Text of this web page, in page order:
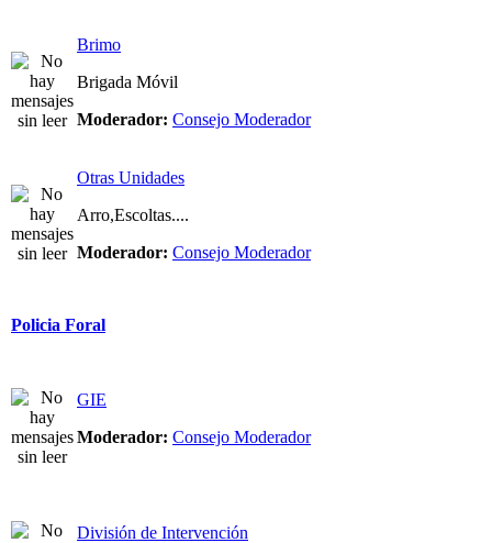
Brimo
Brigada Móvil
Moderador: Consejo Moderador
Otras Unidades
Arro,Escoltas....
Moderador: Consejo Moderador
Policia Foral
GIE
Moderador: Consejo Moderador
División de Intervención